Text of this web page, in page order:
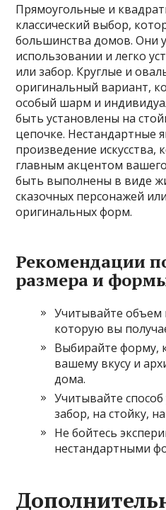
Прямоугольные и
классический выбор,
большинства домов. Они
использовании и легко
или забор. Круглые и
оригинальный вариант,
особый шарм и
быть установлены на
цепочке. Нестандартные
произведение искусства,
главным акцентом
быть выполнены в виде
сказочных персонажей
оригинальных форм.
Рекомендации
размера и
Учитывайте объем
которую вы
Выбирайте форму,
вашему вкусу и
дома.
Учитывайте способ
забор, на стойку,
Не бойтесь
нестандартными